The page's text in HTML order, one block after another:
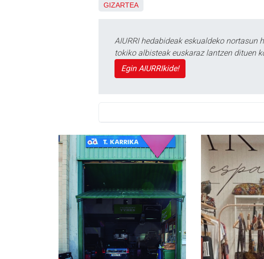
GIZARTEA
AIURRI hedabideak eskualdeko
tokiko albisteak euskaraz lantzen dituen
Egin AIURRIkide!